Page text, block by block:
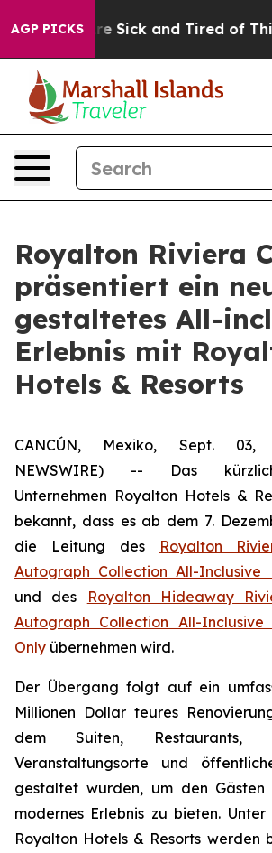
AGP PICKSAre Sick and Tired of This
Royalton Riviera
präsentiert ein
gestaltetes All-
Erlebnis mit
Hotels & Resorts
CANCÚN, Mexiko, Sept. 03,
NEWSWIRE) -- Das
Unternehmen Royalton Hotels &
bekannt, dass es ab dem 7.
die Leitung des
Royalton
Autograph Collection All-Inclusive
und des
Royalton Hideaway
Autograph Collection All-
Only übernehmen wird.
Der Übergang folgt auf ein
Millionen Dollar teures
dem Suiten, Restaurants,
Veranstaltungsorte und
gestaltet wurden, um den Gästen
modernes Erlebnis zu bieten.
Royalton Hotels & Resorts werden